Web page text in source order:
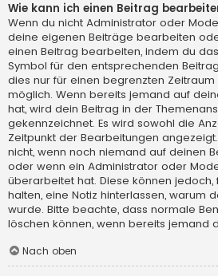
Wie kann ich einen Beitrag
Wenn du nicht Administrator oder
deine eigenen Beiträge bearbeiten
einen Beitrag bearbeiten, indem du
Symbol für den entsprechenden
dies nur für einen begrenzten Zeitraum
möglich. Wenn bereits jemand auf
hat, wird dein Beitrag in der
gekennzeichnet. Es wird sowohl die
Zeitpunkt der Bearbeitungen
nicht, wenn noch niemand auf deinen
oder wenn ein Administrator oder
überarbeitet hat. Diese können jedoch,
halten, eine Notiz hinterlassen, warum
wurde. Bitte beachte, dass normale
löschen können, wenn bereits jemand
Nach oben